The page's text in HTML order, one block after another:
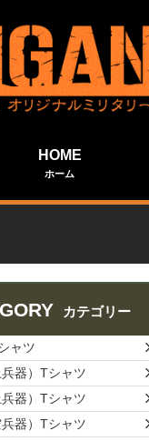
HOME
ホーム
カテゴリー
ャツ
器）Tシャツ
器）Tシャツ
器）Tシャツ